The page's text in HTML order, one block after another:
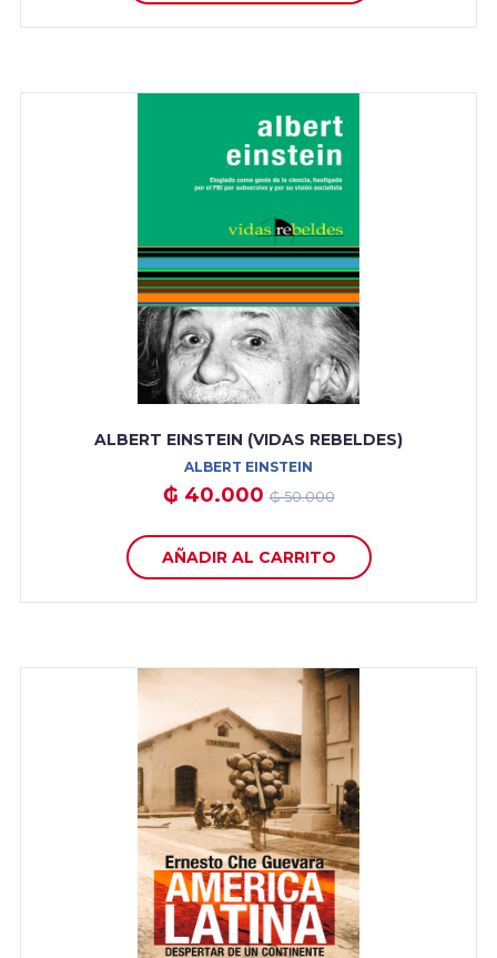
ALBERT EINSTEIN (VIDAS REBELDES)
ALBERT EINSTEIN
₲ 40.000₲ 50.000
AÑADIR AL CARRITO